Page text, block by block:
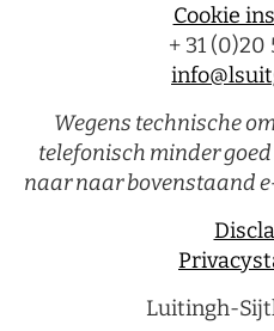
Cookie
+ 31 (0)20
Wegens technische
telefonisch minder
naar naar bovenstaand
Luitingh-